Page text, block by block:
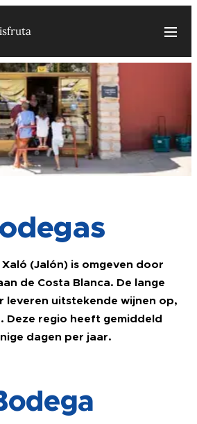
(Jalón) is omgeven door
de Costa Blanca. De lange
leveren uitstekende wijnen op,
Deze regio heeft gemiddeld
dagen per jaar.